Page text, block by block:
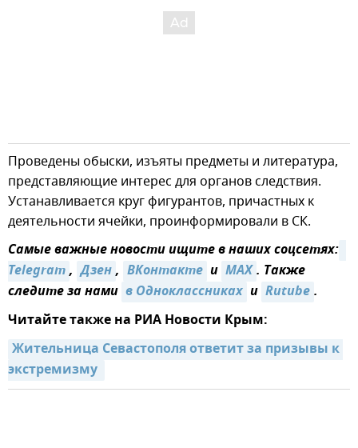
Проведены обыски, изъяты предметы и литература,
представляющие интерес для органов следствия.
Устанавливается круг фигурантов, причастных к
деятельности ячейки, проинформировали в СК.
Самые важные новости ищите в наших соцсетях:
Telegram, Дзен, ВКонтакте и MAX. Также
следите за нами в Одноклассниках и Rutube.
Читайте также на РИА Новости Крым:
Жительница Севастополя ответит за призывы к
экстремизму